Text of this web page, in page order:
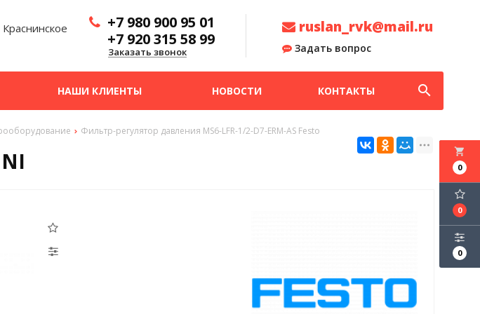
+7 980 900 95 01
+7 920 315 58 99
Заказать звонок
ruslan_rvk@mail.ru
Задать вопрос
НАШИ КЛИЕНТЫ НОВОСТИ КОНТАКТЫ search
Фильтр-регулятор давления MS6-LFR-1/2-D7-ERM-AS Festo
local_grocery_store
0
0
0